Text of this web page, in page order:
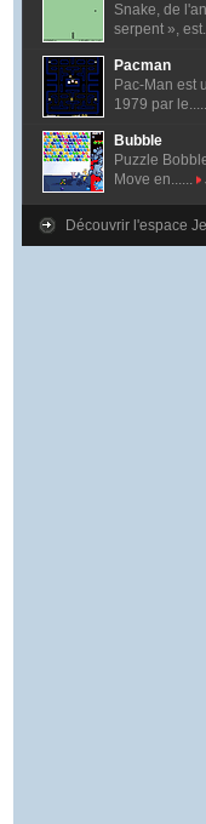
Snake, de
serpent »,
Pacman
Pac-Man est
1979 par
Bubble
Puzzle
Move en......
Découvrir l'espace